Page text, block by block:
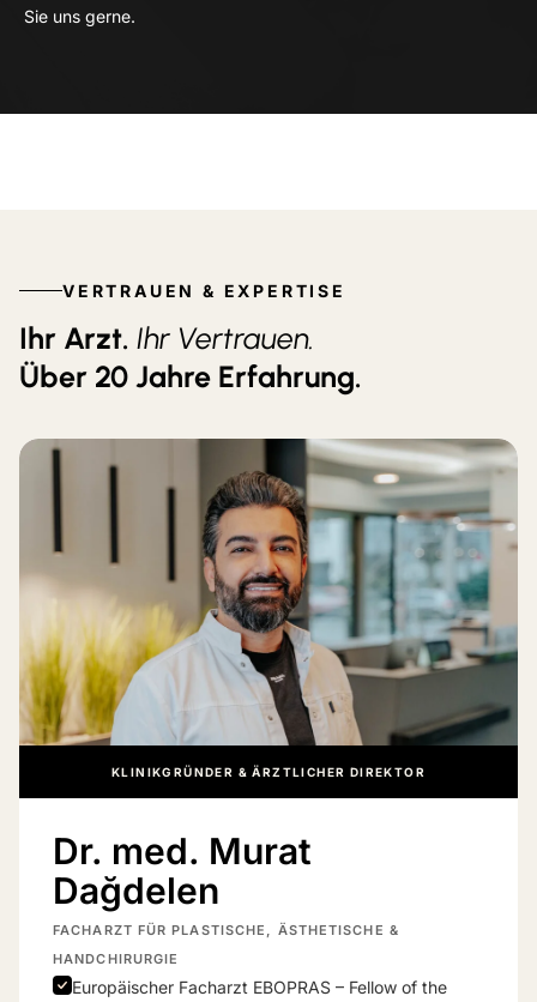
Sie uns gerne.
VERTRAUEN & EXPERTISE
Ihr Arzt. Ihr Vertrauen.
Über 20 Jahre Erfahrung.
KLINIKGRÜNDER & ÄRZTLICHER DIREKTOR
Dr. med. Murat
Dağdelen
FACHARZT FÜR PLASTISCHE, ÄSTHETISCHE &
HANDCHIRURGIE
Europäischer Facharzt EBOPRAS – Fellow of the